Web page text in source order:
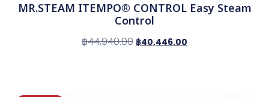
MR.STEAM ITEMPO® CONTROL Easy Steam
Control
฿44,940.00 ฿40,446.00